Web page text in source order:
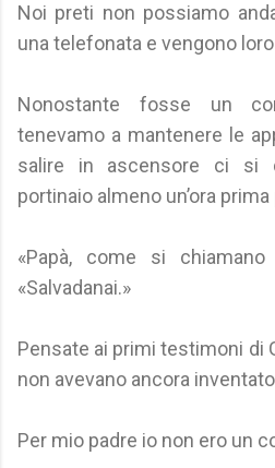
Noi preti non possiamo
una telefonata e vengono
Nonostante fosse un
tenevamo a mantenere le
salire in ascensore ci si
portinaio almeno un’ora
«Papà, come si
«Salvadanai.»
Pensate ai primi testimoni di
non avevano ancora
Per mio padre io non ero un